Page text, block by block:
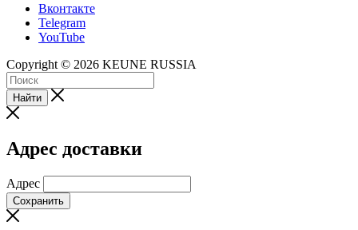
Вконтакте
Telegram
YouTube
Copyright © 2026 KEUNE RUSSIA
Найти
Адрес доставки
Адрес
Сохранить